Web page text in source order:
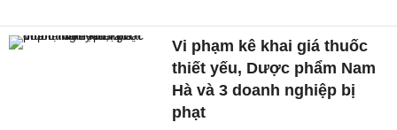
Vi phạm kê khai giá thuốc
thiết yếu, Dược phẩm Nam
Hà và 3 doanh nghiệp bị
phạt